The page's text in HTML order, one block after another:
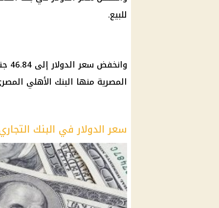
للبيع.
المصرية منها البنك الأهلي
سعر الدولار في البنك